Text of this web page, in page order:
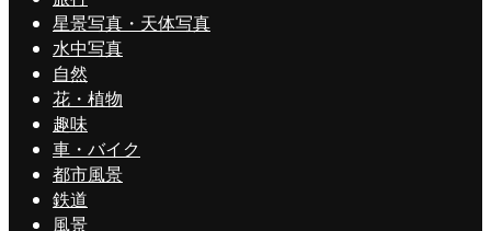
星景写真・天体写真
水中写真
自然
花・植物
趣味
車・バイク
都市風景
鉄道
風景